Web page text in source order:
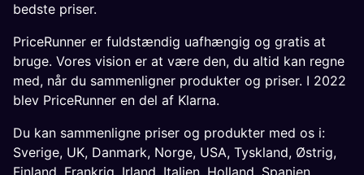
bedste priser.
PriceRunner er fuldstændig uafhængig og gratis at
bruge. Vores vision er at være den, du altid kan regne
med, når du sammenligner produkter og priser. I 2022
blev PriceRunner en del af Klarna.
Du kan sammenligne priser og produkter med os i:
Sverige, UK, Danmark, Norge, USA, Tyskland, Østrig,